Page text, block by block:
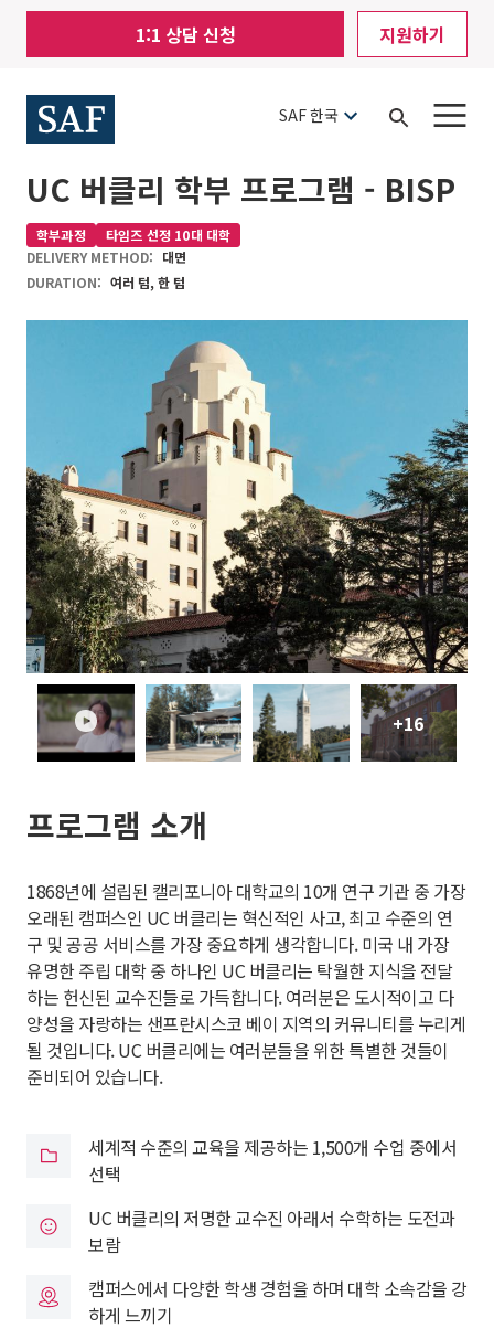
Skip
main
content
Utility
Menu
1:1 상담 신청 지원하기
SAF 한국
Open
UC 버클리 학부 프로그램 - BISP
학부과정
타임즈 선정 10대 대학
DELIVERY METHOD: 대면
DURATION: 여러 텀, 한 텀
play +16
프로그램 소개
1868년에 설립된 캘리포니아 대학교의 10개 연구 기관 중 가장
오래된 캠퍼스인 UC 버클리는 혁신적인 사고, 최고 수준의 연
구 및 공공 서비스를 가장 중요하게 생각합니다. 미국 내 가장
유명한 주립 대학 중 하나인 UC 버클리는 탁월한 지식을 전달
하는 헌신된 교수진들로 가득합니다. 여러분은 도시적이고 다
양성을 자랑하는 샌프란시스코 베이 지역의 커뮤니티를 누리게
될 것입니다. UC 버클리에는 여러분들을 위한 특별한 것들이
준비되어 있습니다.
세계적 수준의 교육을 제공하는 1,500개 수업 중에서
선택
UC 버클리의 저명한 교수진 아래서 수학하는 도전과
보람
캠퍼스에서 다양한 학생 경험을 하며 대학 소속감을 강
하게 느끼기